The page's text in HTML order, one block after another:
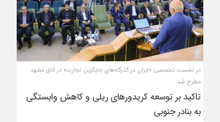
در نشست تخصصی «ایران در گذرگاه‌های جایگزین تجارت» در اتاق مشهد
مطرح شد:
تاکید بر توسعه کریدورهای ریلی و کاهش وابستگی
به بنادر جنوبی